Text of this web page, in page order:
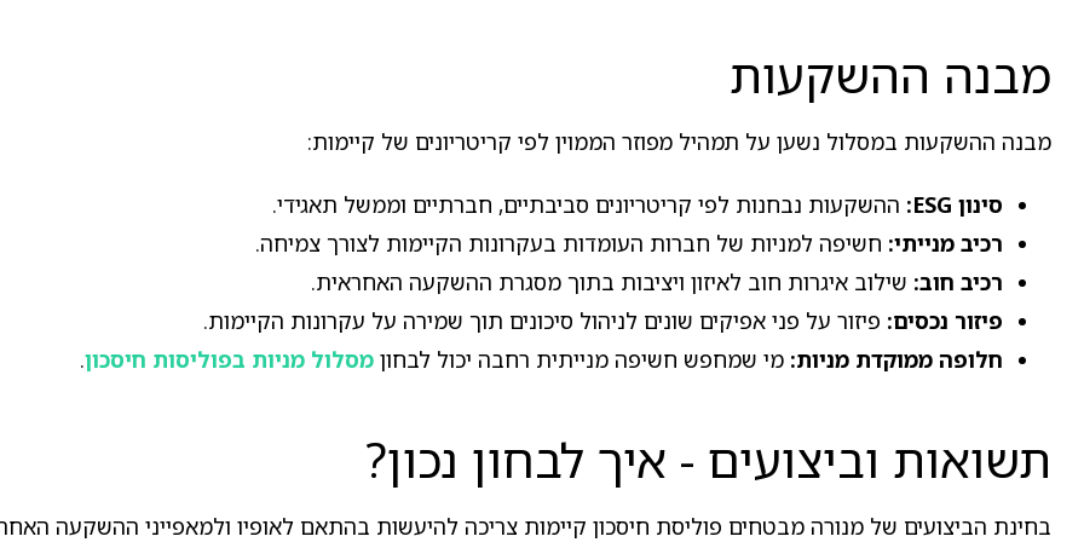
מבנה ההשקעות
מבנה ההשקעות במסלול נשען על תמהיל מפוזר הממוין לפי קריטריונים של קיימות:
סינון ESG:
ההשקעות נבחנות לפי קריטריונים סביבתיים, חברתיים וממשל תאגידי.
רכיב מנייתי: חשיפה למניות של חברות העומדות בעקרונות הקיימות לצורך צמיחה.
רכיב חוב: שילוב איגרות חוב לאיזון ויציבות בתוך מסגרת ההשקעה האחראית.
פיזור נכסים: פיזור על פני אפיקים שונים לניהול סיכונים תוך שמירה על עקרונות הקיימות.
חלופה ממוקדת מניות: מי שמחפש חשיפה מנייתית רחבה יכול לבחון מסלול מניות בפוליסות חיסכון.
תשואות וביצועים - איך לבחון נכון?
בחינת הביצועים של מנורה מבטחים פוליסת חיסכון קיימות צריכה להיעשות בהתאם לאופיו ולמאפייני ההשקעה